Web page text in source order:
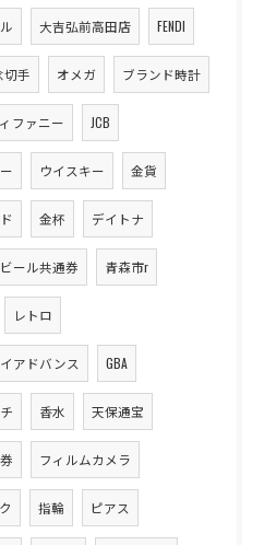
大吉弘前高田店 FENDI
切手 オメガ ブランド時計
ファニー JCB
ウイスキー 金貨
金杯 デイトナ
ビール共通券 青森市r
レトロ
アドバンス GBA
香水 天保通宝
フィルムカメラ
指輪 ピアス